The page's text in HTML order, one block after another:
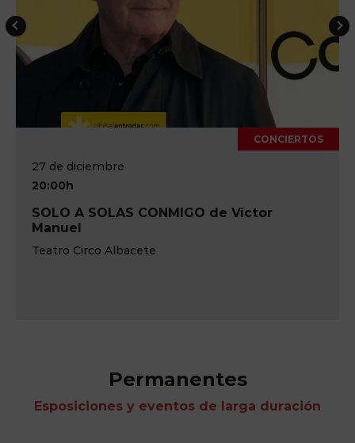
27 de diciembre
20:00h
SOLO A SOLAS CONMIGO de Víctor
Manuel
Teatro Circo Albacete
CONCIERTOS
Permanentes
Esposiciones y eventos de larga duración